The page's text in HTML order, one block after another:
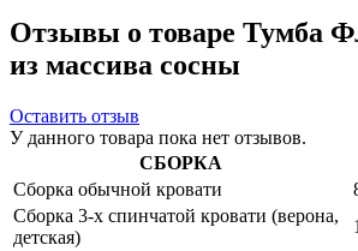
Отзывы о товаре Тумба
из массива сосны
Оставить отзыв
У данного товара пока нет отзывов.
СБОРКА
Сборка обычной кровати
Сборка 3-х спинчатой кровати (верона,
детская)